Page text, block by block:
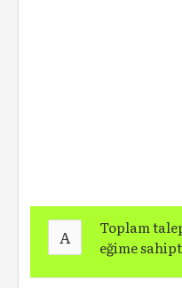
A
Toplam
eğime